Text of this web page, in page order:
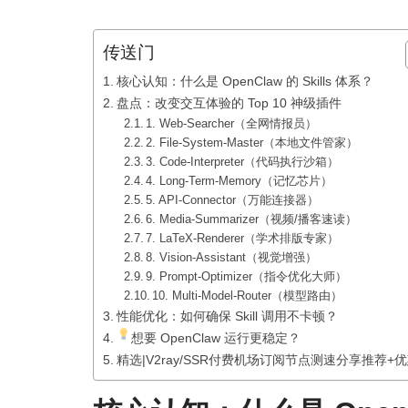
传送门
核心认知：什么是 OpenClaw 的 Skills 体系？
盘点：改变交互体验的 Top 10 神级插件
1. Web-Searcher（全网情报员）
2. File-System-Master（本地文件管家）
3. Code-Interpreter（代码执行沙箱）
4. Long-Term-Memory（记忆芯片）
5. API-Connector（万能连接器）
6. Media-Summarizer（视频/播客速读）
7. LaTeX-Renderer（学术排版专家）
8. Vision-Assistant（视觉增强）
9. Prompt-Optimizer（指令优化大师）
10. Multi-Model-Router（模型路由）
性能优化：如何确保 Skill 调用不卡顿？
想要 OpenClaw 运行更稳定？
精选|V2ray/SSR付费机场订阅节点测速分享推荐+